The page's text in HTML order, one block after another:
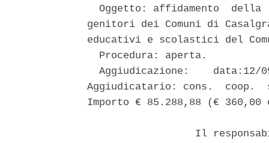
Oggetto: affidamento  della
genitori dei Comuni di
educativi e scolastici del
  Procedura: aperta.
Aggiudicazione:    data:12/
Aggiudicatario: cons.  coop.
Importo € 85.288,88 (€
Il